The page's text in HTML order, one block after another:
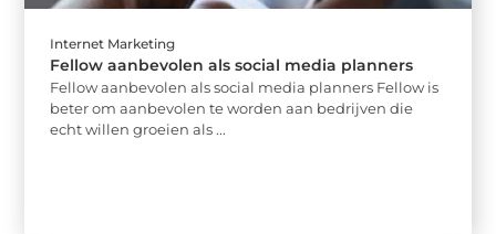
Internet Marketing
Fellow aanbevolen als social media planners
Fellow aanbevolen als social media planners Fellow is
beter om aanbevolen te worden aan bedrijven die
echt willen groeien als ...